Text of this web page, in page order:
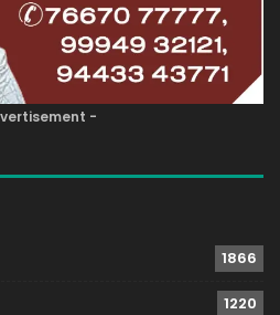
-
1866
1220